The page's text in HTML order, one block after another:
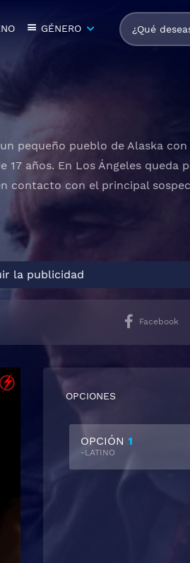
GÉNERO
pequeño pueblo de Alaska con
años. En Los Ángeles queda
contacto con el principal
la publicidad
Facebook
OPCIONES
OPCIÓN 1
-LATINO